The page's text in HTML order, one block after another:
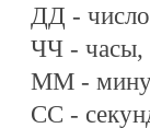
ДД -
ЧЧ - часы,
ММ -
СС -